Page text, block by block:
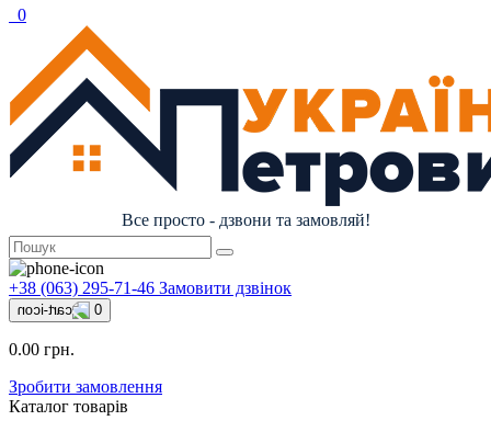
0
Все просто - дзвони та замовляй!
+38 (063) 295-71-46 Замовити дзвінок
0
0.00 грн.
Зробити замовлення
Каталог товарів